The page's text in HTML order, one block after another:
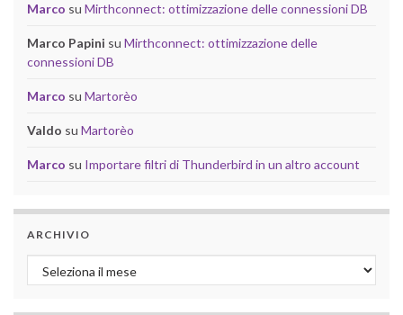
Marco su Mirthconnect: ottimizzazione delle connessioni DB
Marco Papini su Mirthconnect: ottimizzazione delle
connessioni DB
Marco su Martorèo
Valdo su Martorèo
Marco su Importare filtri di Thunderbird in un altro account
ARCHIVIO
Archivio